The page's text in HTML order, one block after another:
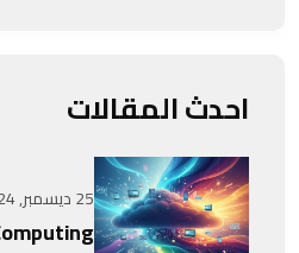
احدث المقالات
25 ديسمبر, 2024